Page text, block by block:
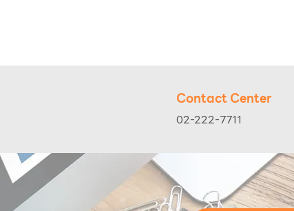
Contact Center
02-222-7711